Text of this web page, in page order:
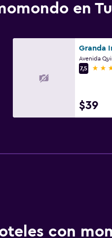
en
Granda
7,5
3
$39
con